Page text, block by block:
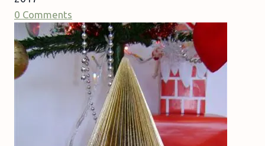
0 Comments